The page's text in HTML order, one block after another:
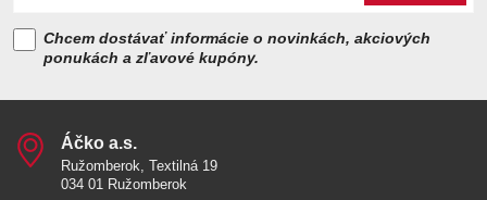
Chcem dostávať informácie o novinkách, akciových
ponukách a zľavové kupóny.
Áčko a​.s​.
Ružomberok, Textilná 19
034 01 Ružomberok